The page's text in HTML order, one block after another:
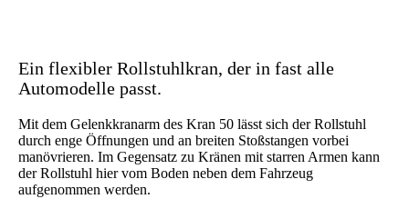
Ein flexibler Rollstuhlkran, der in fast alle
Automodelle passt.
Mit dem Gelenkkranarm des Kran 50 lässt sich der Rollstuhl
durch enge Öffnungen und an breiten Stoßstangen vorbei
manövrieren. Im Gegensatz zu Kränen mit starren Armen kann
der Rollstuhl hier vom Boden neben dem Fahrzeug
aufgenommen werden.